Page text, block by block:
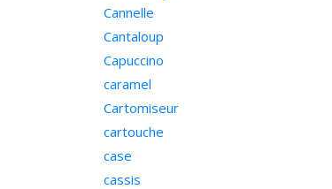
Cannelle
Cantaloup
Capuccino
caramel
Cartomiseur
cartouche
case
cassis